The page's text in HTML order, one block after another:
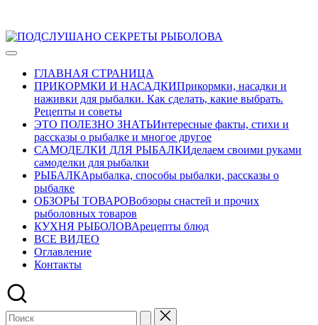
Перейти
к
Развлекательно-
авторский
журнал
рыбалке
ГЛАВНАЯ СТРАНИЦА
ПРИКОРМКИ И НАСАДКИПрикормки, насадки и
наживки для рыбалки. Как сделать, какие выбрать.
Рецепты и советы
ЭТО ПОЛЕЗНО ЗНАТЬИнтересные факты, стихи и
рассказы о рыбалке и многое другое
САМОДЕЛКИ ДЛЯ РЫБАЛКИделаем своими руками
самоделки для рыбалки
РЫБАЛКАрыбалка, способы рыбалки, рассказы о
рыбалке
ОБЗОРЫ ТОВАРОВобзоры снастей и прочих
рыболовных товаров
КУХНЯ РЫБОЛОВАрецепты блюд
ВСЕ ВИДЕО
Оглавление
Контакты